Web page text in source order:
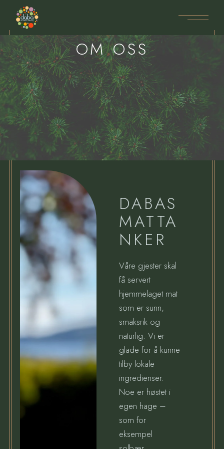
OM OSS
DABAS
MATTA
NKER
Våre gjester skal
få servert
hjemmelaget mat
som er sunn,
smaksrik og
naturlig. Vi er
glade for å kunne
tilby lokale
ingredienser.
Noe er høstet i
egen hage –
som for
eksempel